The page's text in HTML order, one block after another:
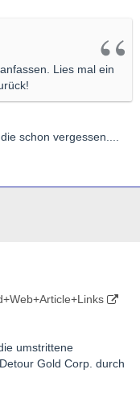
Lies mal ein
schon vergessen....
umstrittene
Gold Corp. durch